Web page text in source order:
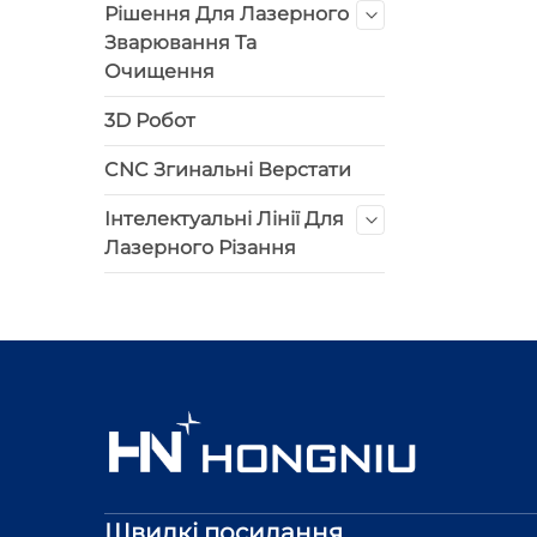
Рішення Для Лазерного
Зварювання Та
Очищення
3D Робот
CNC Згинальні Верстати
Інтелектуальні Лінії Для
Лазерного Різання